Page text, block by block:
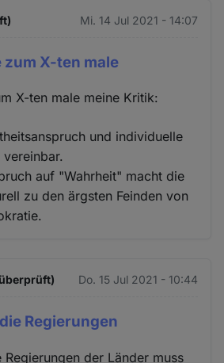
Mi. 14 Jul 2021 - 14:07
X-ten male
X-ten male meine Kritik:
und individuelle
auf "Wahrheit" macht die
zu den ärgsten Feinden von
Do. 15 Jul 2021 - 10:44
Regierungen
der Länder muss